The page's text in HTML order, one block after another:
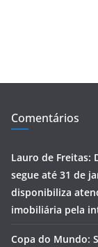
Comentários
Lauro de Freitas:
segue até 31 de
disponibiliza
imobiliária pela
Copa do Mundo: